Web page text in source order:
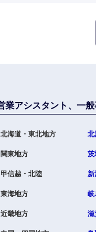
業アシスタント、一
北海道・東北地方 北
関東地方 茨
甲信越・北陸
東海地方 岐
近畿地方 滋